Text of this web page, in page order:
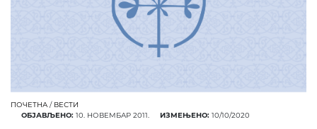
ПОЧЕТНА / ВЕСТИ
ОБЈАВЉЕНО: 10. НОВЕМБАР 2011. ИЗМЕЊЕНО: 10/10/2020